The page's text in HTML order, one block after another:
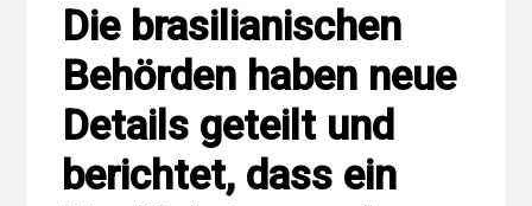
Die brasilianischen
Behörden haben neue
Details geteilt und
berichtet, dass ein